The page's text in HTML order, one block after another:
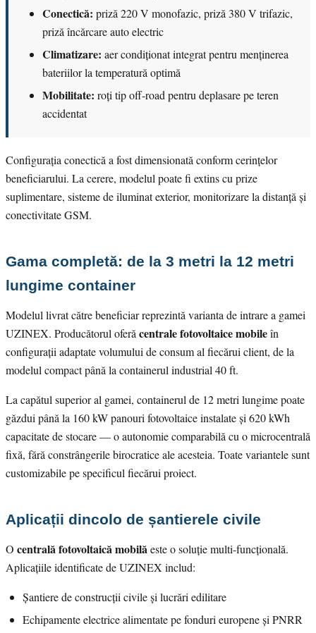
Conectică: priză 220 V monofazic, priză 380 V trifazic,
priză încărcare auto electric
Climatizare: aer condiționat integrat pentru menținerea
bateriilor la temperatură optimă
Mobilitate: roți tip off-road pentru deplasare pe teren
accidentat
Configurația conectică a fost dimensionată conform cerințelor
beneficiarului. La cerere, modelul poate fi extins cu prize
suplimentare, sisteme de iluminat exterior, monitorizare la distanță și
conectivitate GSM.
Gama completă: de la 3 metri la 12 metri
lungime container
Modelul livrat către beneficiar reprezintă varianta de intrare a gamei
UZINEX. Producătorul oferăcentrale fotovoltaice mobileîn
configurații adaptate volumului de consum al fiecărui client, de la
modelul compact până la containerul industrial 40 ft.
La capătul superior al gamei, containerul de 12 metri lungime poate
găzdui până la 160 kW panouri fotovoltaice instalate și 620 kWh
capacitate de stocare — o autonomie comparabilă cu o microcentrală
fixă, fără constrângerile birocratice ale acesteia. Toate variantele sunt
customizabile pe specificul fiecărui proiect.
Aplicații dincolo de șantierele civile
O centrală fotovoltaică mobilăeste o soluție multi-funcțională.
Aplicațiile identificate de UZINEX includ:
Șantiere de construcții civile și lucrări edilitare
Echipamente electrice alimentate pe fonduri europene și PNRR